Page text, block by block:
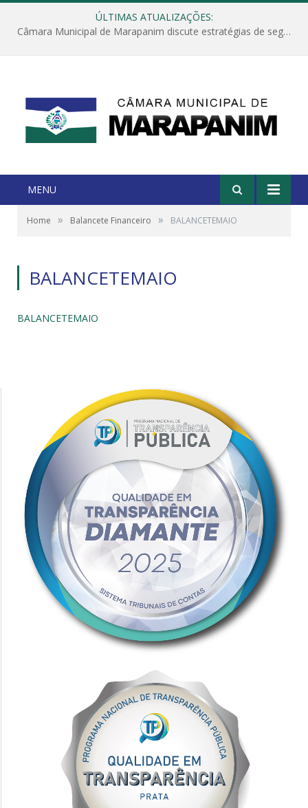
ÚLTIMAS ATUALIZAÇÕES:
Câmara Municipal de Marapanim discute estratégias de segurança com autoridades e poder executivo
MENU
Home » Balancete Financeiro » BALANCETEMAIO
BALANCETEMAIO
BALANCETEMAIO